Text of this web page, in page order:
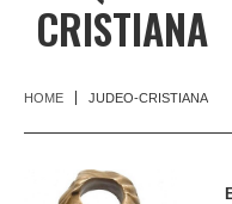
CRISTIANA
HOME JUDEO-CRISTIANA